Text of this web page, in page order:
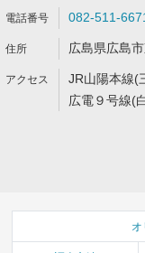
082-511-
広島県広島
JR山陽本線(
広電９号線(
オ